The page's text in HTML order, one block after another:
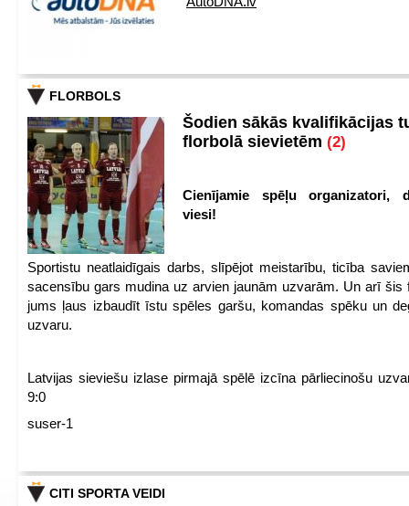
FLORBOLS
Šodien sākās kvalifikācijas
florbolā sievietēm (2)
Cienījamie spēļu organizatori,
viesi!
Sportistu neatlaidīgais darbs, slīpējot meistarību, ticība
sacensību gars mudina uz arvien jaunām uzvarām. Un arī šis
jums ļaus izbaudīt īstu spēles garšu, komandas spēku un
uzvaru.
Latvijas sieviešu izlase pirmajā spēlē izcīna pārliecinošu
9:0
suser-1
CITI SPORTA VEIDI